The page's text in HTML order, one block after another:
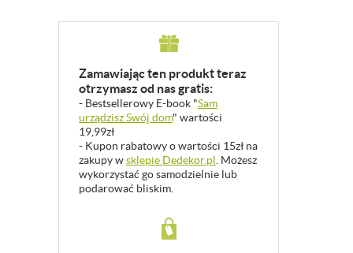
Zamawiając ten produkt teraz
otrzymasz od nas gratis:
- Bestsellerowy E-book "Sam
urządzisz Swój dom" wartości
19,99zł
- Kupon rabatowy o wartości 15zł na
zakupy wsklepie Dedekor.pl. Możesz
wykorzystać go samodzielnie lub
podarować bliskim.